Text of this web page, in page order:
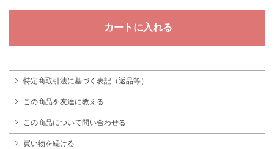
特定商取引法に基づく表記（返品等）
この商品を友達に教える
この商品について問い合わせる
買い物を続ける